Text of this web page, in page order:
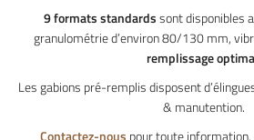
9 formats standardssont disponibles
granulométrie d’environ 80/130 mm,
remplissage
Les gabions pré-remplis disposent
& manutention.